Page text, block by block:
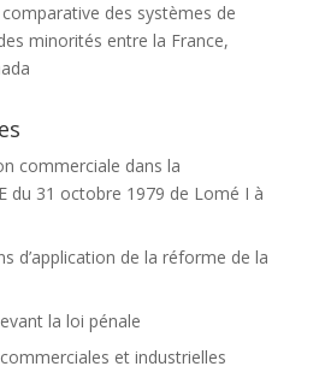
comparative des systèmes de
minorités entre la France,
commerciale dans la
du 31 octobre 1979 de Lomé I à
d’application de la réforme de la
la loi pénale
et industrielles